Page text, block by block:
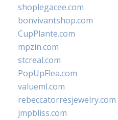
shoplegacee.com
bonvivantshop.com
CupPlante.com
mpzin.com
stcreal.com
PopUpFlea.com
valueml.com
rebeccatorresjewelry.com
jmpbliss.com